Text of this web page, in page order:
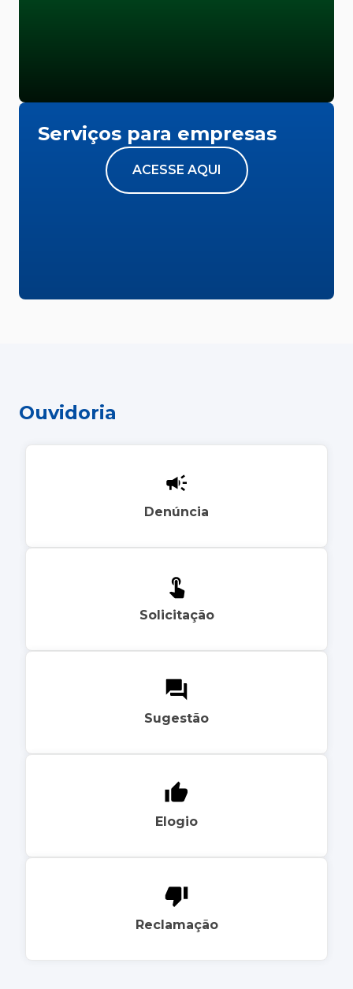
Serviços para empresas
ACESSE AQUI
Ouvidoria
Denúncia
Solicitação
Sugestão
Elogio
Reclamação